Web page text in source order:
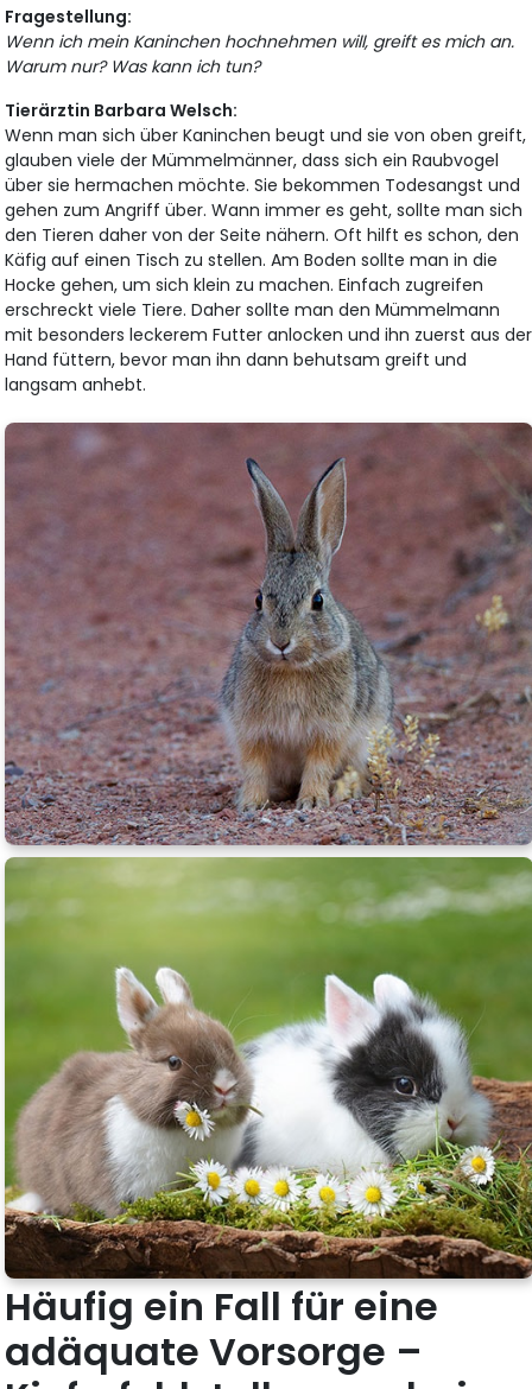
Fragestellung:
Wenn ich mein Kaninchen hochnehmen will, greift es mich an.
Warum nur? Was kann ich tun?
Tierärztin Barbara Welsch:
Wenn man sich über Kaninchen beugt und sie von oben greift,
glauben viele der Mümmelmänner, dass sich ein Raubvogel
über sie hermachen möchte. Sie bekommen Todesangst und
gehen zum Angriff über. Wann immer es geht, sollte man sich
den Tieren daher von der Seite nähern. Oft hilft es schon, den
Käfig auf einen Tisch zu stellen. Am Boden sollte man in die
Hocke gehen, um sich klein zu machen. Einfach zugreifen
erschreckt viele Tiere. Daher sollte man den Mümmelmann
mit besonders leckerem Futter anlocken und ihn zuerst aus der
Hand füttern, bevor man ihn dann behutsam greift und
langsam anhebt.
Häufig ein Fall für eine
adäquate Vorsorge –